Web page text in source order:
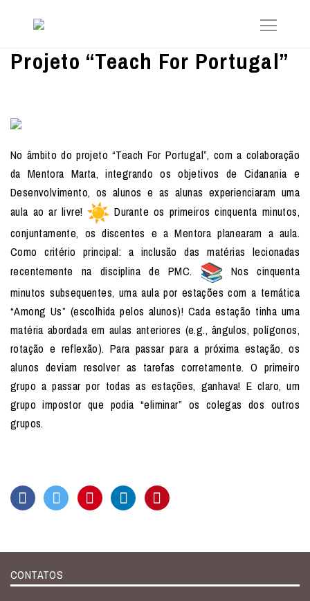
Projeto “Teach For Portugal”
No âmbito do projeto “Teach For Portugal”, com a colaboração
da Mentora Marta, integrando os objetivos de Cidanania e
Desenvolvimento, os alunos e as alunas experienciaram uma
aula ao ar livre!
Durante os primeiros cinquenta minutos,
conjuntamente, os discentes e a Mentora planearam a aula.
Como critério principal: a inclusão das matérias lecionadas
recentemente na disciplina de PMC.
Nos cinquenta
minutos subsequentes, uma aula por estações com a temática
“Among Us” (escolhida pelos alunos)! Cada estação tinha uma
matéria abordada em aulas anteriores (e.g., ângulos, polígonos,
rotação e reflexão). Para passar para a próxima estação, os
alunos deviam resolver as tarefas corretamente. O primeiro
grupo a passar por todas as estações, ganhava! E claro, um
grupo impostor que podia “eliminar” os colegas dos outros
grupos.
CONTATOS